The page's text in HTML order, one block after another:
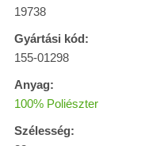
19738
Gyártási kód:
155-01298
Anyag:
100% Poliészter
Szélesség: